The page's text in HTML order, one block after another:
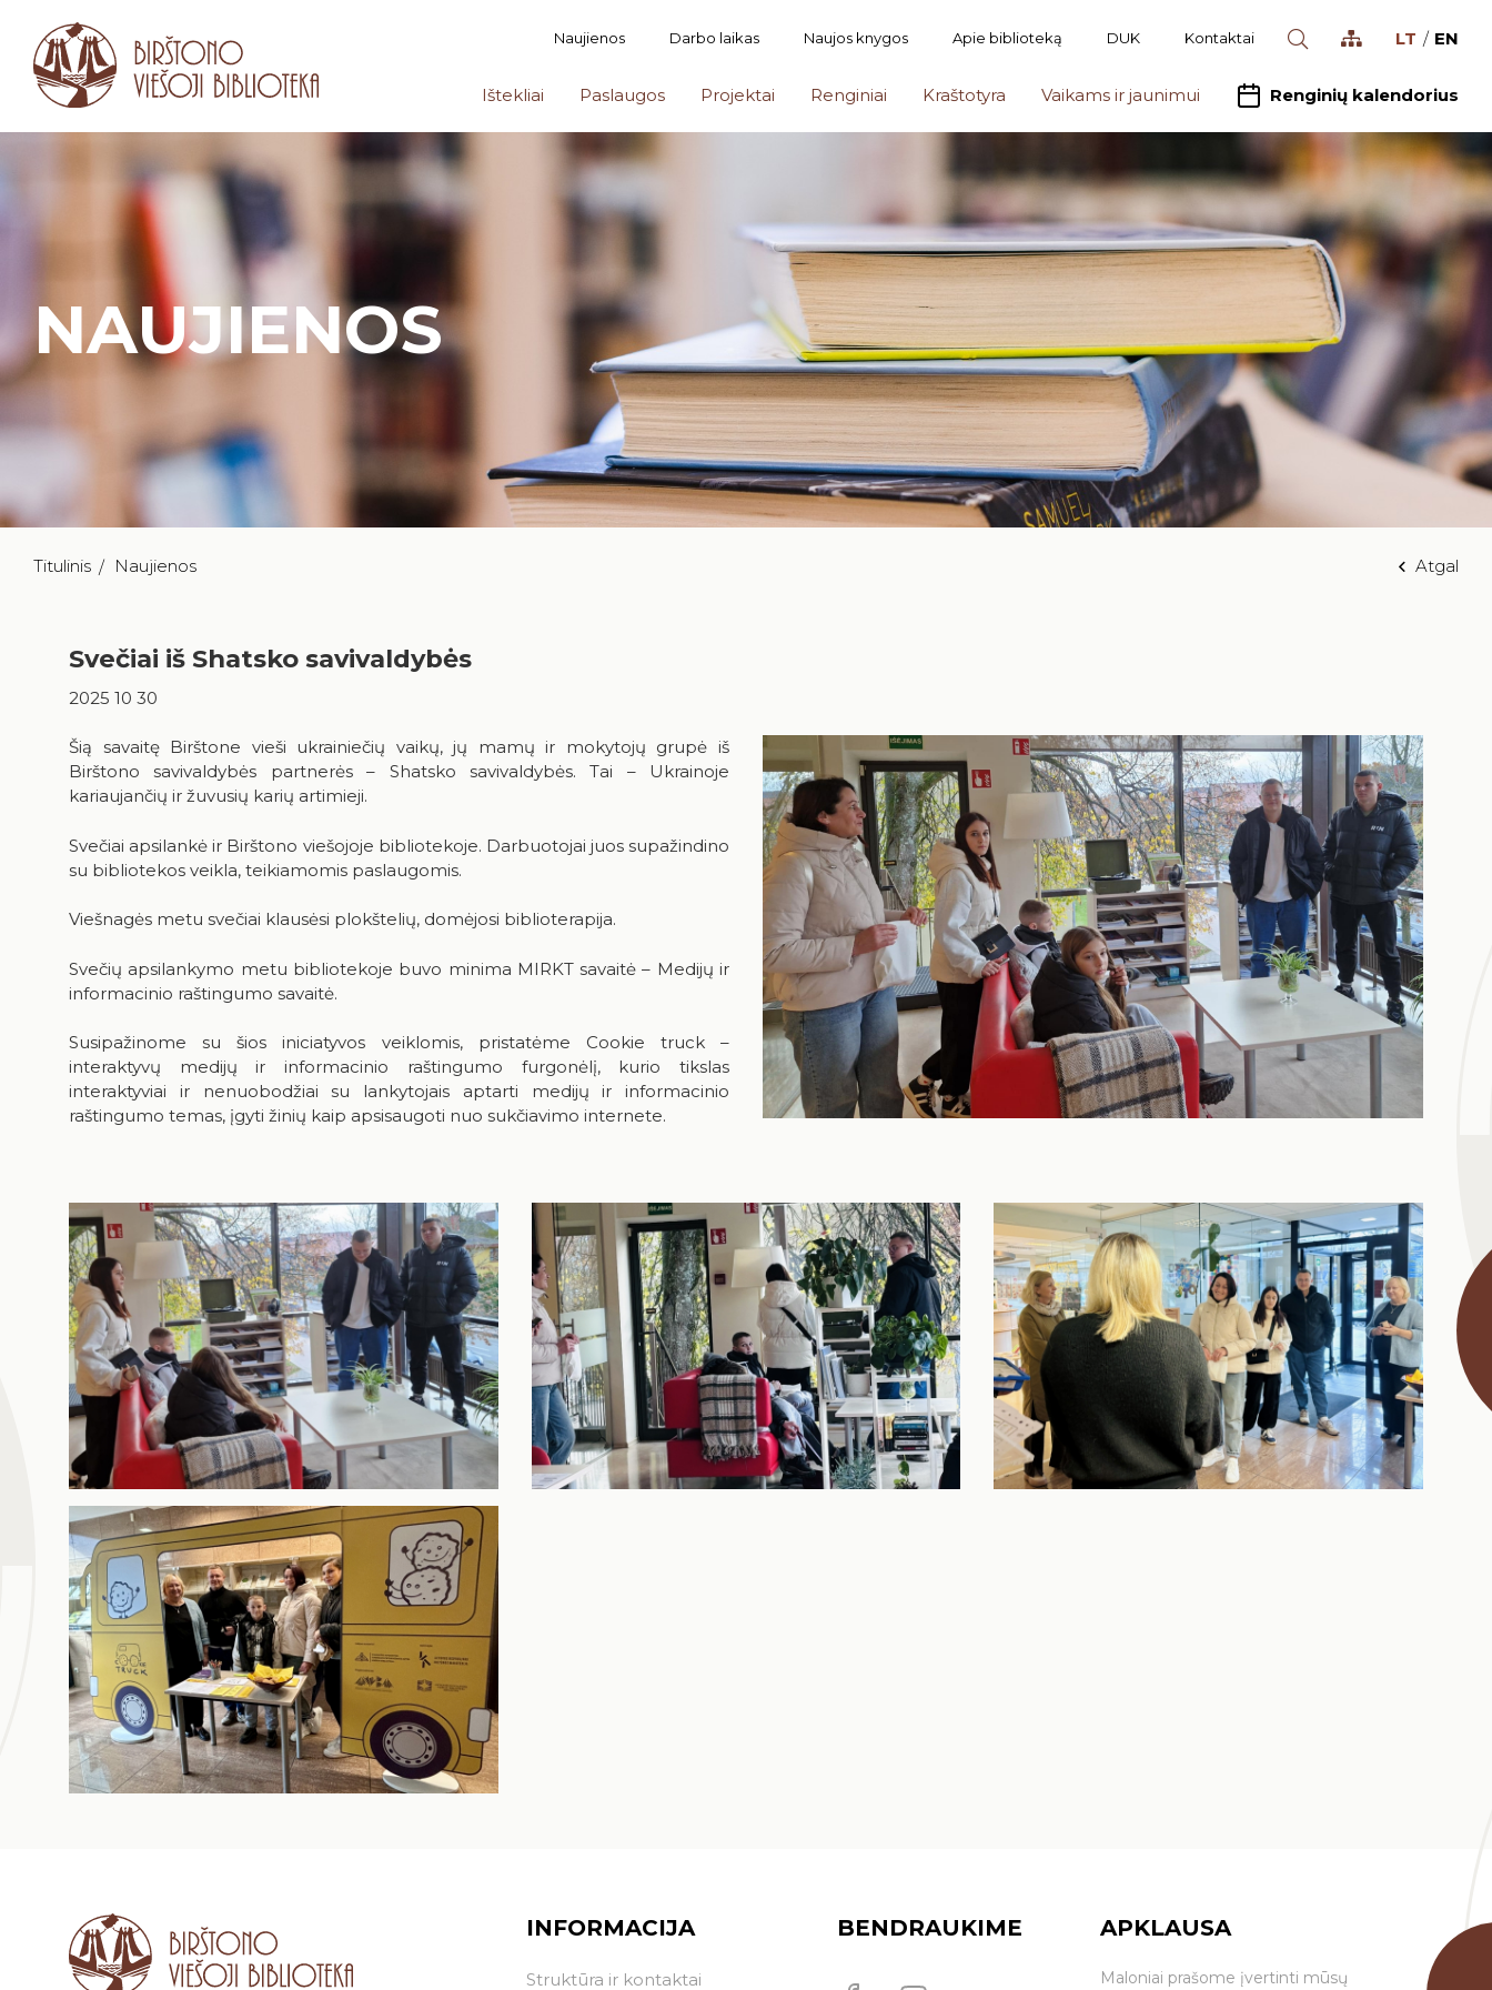
Naujienos Darbo laikas Naujos knygos Apie biblioteką DUK Kontaktai LT EN
Ištekliai Paslaugos Projektai Renginiai Kraštotyra Vaikams ir jaunimui Renginių kalendorius
NAUJIENOS
Titulinis Naujienos Atgal
Svečiai iš Shatsko savivaldybės
2025 10 30
Šią savaitę Birštone vieši ukrainiečių vaikų, jų mamų ir mokytojų grupė iš
Birštono savivaldybės partnerės – Shatsko savivaldybės. Tai – Ukrainoje
kariaujančių ir žuvusių karių artimieji.
Svečiai apsilankė ir Birštono viešojoje bibliotekoje. Darbuotojai juos supažindino
su bibliotekos veikla, teikiamomis paslaugomis.
Viešnagės metu svečiai klausėsi plokštelių, domėjosi biblioterapija.
Svečių apsilankymo metu bibliotekoje buvo minima MIRKT savaitė – Medijų ir
informacinio raštingumo savaitė.
Susipažinome su šios iniciatyvos veiklomis, pristatėme Cookie truck –
interaktyvų medijų ir informacinio raštingumo furgonėlį, kurio tikslas
interaktyviai ir nenuobodžiai su lankytojais aptarti medijų ir informacinio
raštingumo temas, įgyti žinių kaip apsisaugoti nuo sukčiavimo internete.
INFORMACIJA
Struktūra ir kontaktai
BENDRAUKIME APKLAUSA
Maloniai prašome įvertinti mūsų